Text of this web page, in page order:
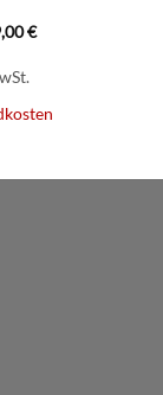
€
€Aktueller